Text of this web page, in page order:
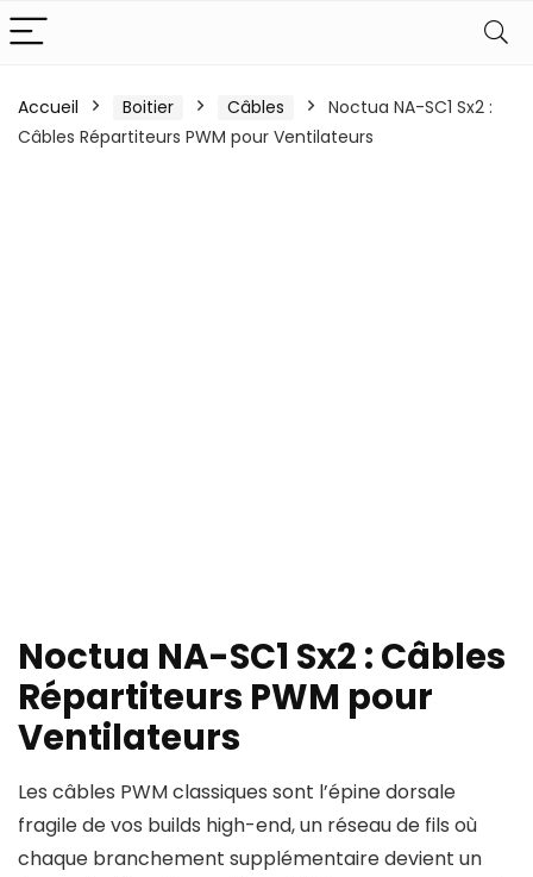
Accueil Boitier Câbles
Noctua NA-SC1 Sx2 :
Câbles Répartiteurs PWM pour Ventilateurs
Noctua NA-SC1 Sx2 : Câbles
Répartiteurs PWM pour
Ventilateurs
Les câbles PWM classiques sont l’épine dorsale
fragile de vos builds high-end, un réseau de fils où
chaque branchement supplémentaire devient un